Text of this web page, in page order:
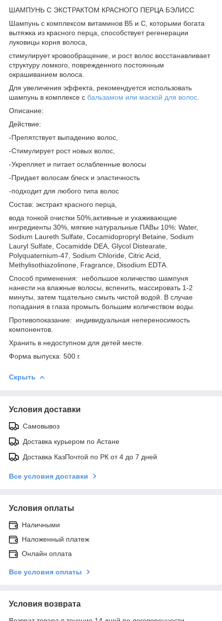
ШАМПУНЬ С ЭКСТРАКТОМ КРАСНОГО ПЕРЦА БЭЛИСС
Шампунь с комплексом витаминов B5 и C, которыми богата
вытяжка из красного перца, способствует регенерации
луковицы корня волоса,
стимулирует кровообращение, и рост волос восстанавливает
структуру ломкого, поврежденного постоянным
окрашиванием волоса.
Для увеличения эффекта, рекомендуется использовать
шампунь в комплексе с бальзамом или маской для волос
Описание:
Действие:
-Препятствует выпадению волос,
-Стимулирует рост новых волос,
-Укрепляет и питает ослабленные волосы
-Придает волосам блеск и эластичность
-подходит для любого типа волос
Состав: экстракт красного перца,
вода тонкой очистки 50%,активные и ухаживающие
ингредиенты 30%, мягкие натуральные ПАВы 10%: Water,
Sodium Laureth Sulfate, Cocamidopropryl Betaine, Sodium
Lauryl Sulfate, Cocamidde DEA, Glycol Distearate,
Polyquaternium-47, Sodium Chloride, Citric Acid,
Methylisothiazolinone, Fragrance, Disodium EDTA.
Способ применения: небольшое количество шампуня
нанести на влажные волосы, вспенить, массировать 1-2
минуты, затем тщательно смыть чистой водой. В случае
попадания в глаза промыть большим количеством воды.
Противопоказание: индивидуальная непереносимость
компонентов.
Хранить в недоступном для детей месте.
Форма выпуска: 500 г.
Скрыть
Условия доставки
Самовывоз
Доставка курьером по Астане
Доставка КазПочтой по РК от 4 до 7 дней
Все условия доставки
Условия оплаты
Наличными
Наложенный платеж
Онлайн оплата
Все условия оплаты
Условия возврата